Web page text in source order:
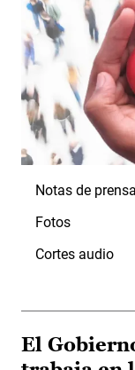
Notas de prensa
Fotos
Cortes audio
El